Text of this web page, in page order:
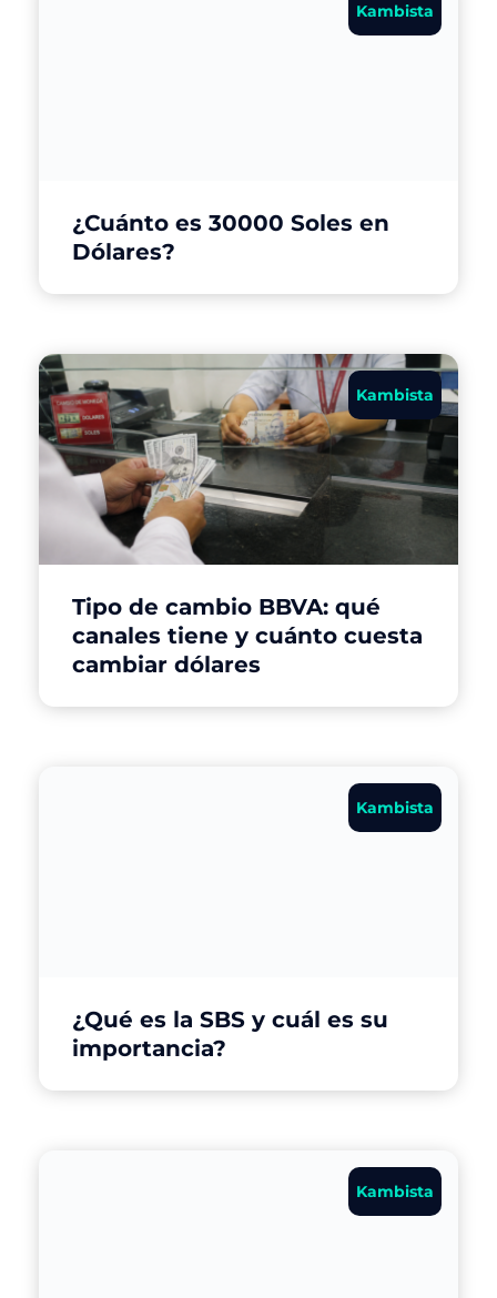
Kambista
¿Cuánto es 30000 Soles en
Dólares?
Kambista
Tipo de cambio BBVA: qué
canales tiene y cuánto cuesta
cambiar dólares
Kambista
¿Qué es la SBS y cuál es su
importancia?
Kambista